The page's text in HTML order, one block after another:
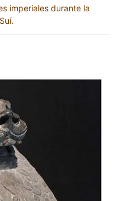
imperiales durante la